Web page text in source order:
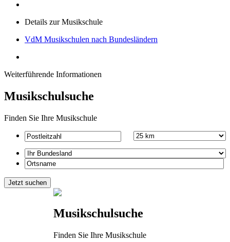
Details zur Musikschule
VdM Musikschulen nach Bundesländern
Weiterführende Informationen
Musikschulsuche
Finden Sie Ihre Musikschule
Musikschulsuche
Finden Sie Ihre Musikschule